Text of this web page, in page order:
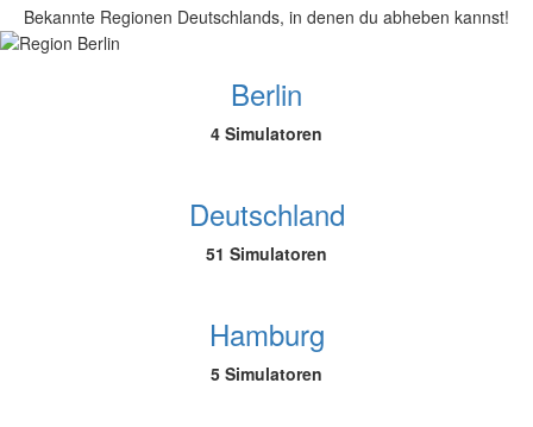
Bekannte Regionen Deutschlands, in denen du abheben kannst!
Berlin
4 Simulatoren
Deutschland
51 Simulatoren
Hamburg
5 Simulatoren